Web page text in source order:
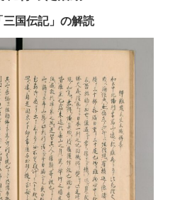
国伝記」の解読